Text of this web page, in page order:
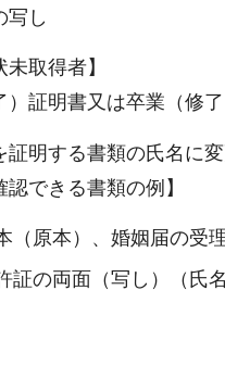
写し
未取得者】
）証明書又は卒業（修
証明する書類の氏名に
認できる書類の例】
（原本）、婚姻届の受
証の両面（写し）（氏